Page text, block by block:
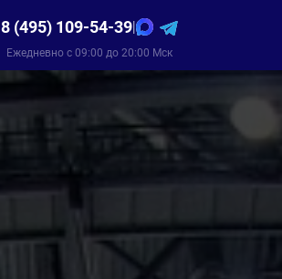
8 (495) 109-54-39|
Ежедневно с 09:00 до 20:00 Мск